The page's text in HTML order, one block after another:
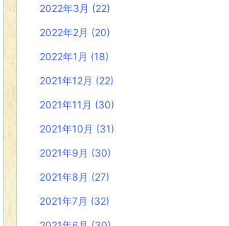
2022年3月 (22)
2022年2月 (20)
2022年1月 (18)
2021年12月 (22)
2021年11月 (30)
2021年10月 (31)
2021年9月 (30)
2021年8月 (27)
2021年7月 (32)